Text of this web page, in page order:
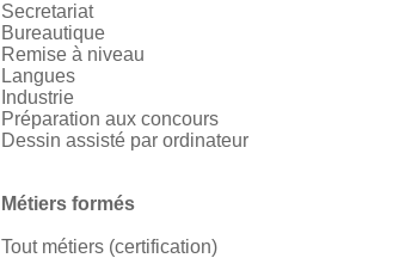
Secretariat
Bureautique
Remise à niveau
Langues
Industrie
Préparation aux concours
Dessin assisté par ordinateur
Métiers formés
Tout métiers (certification)